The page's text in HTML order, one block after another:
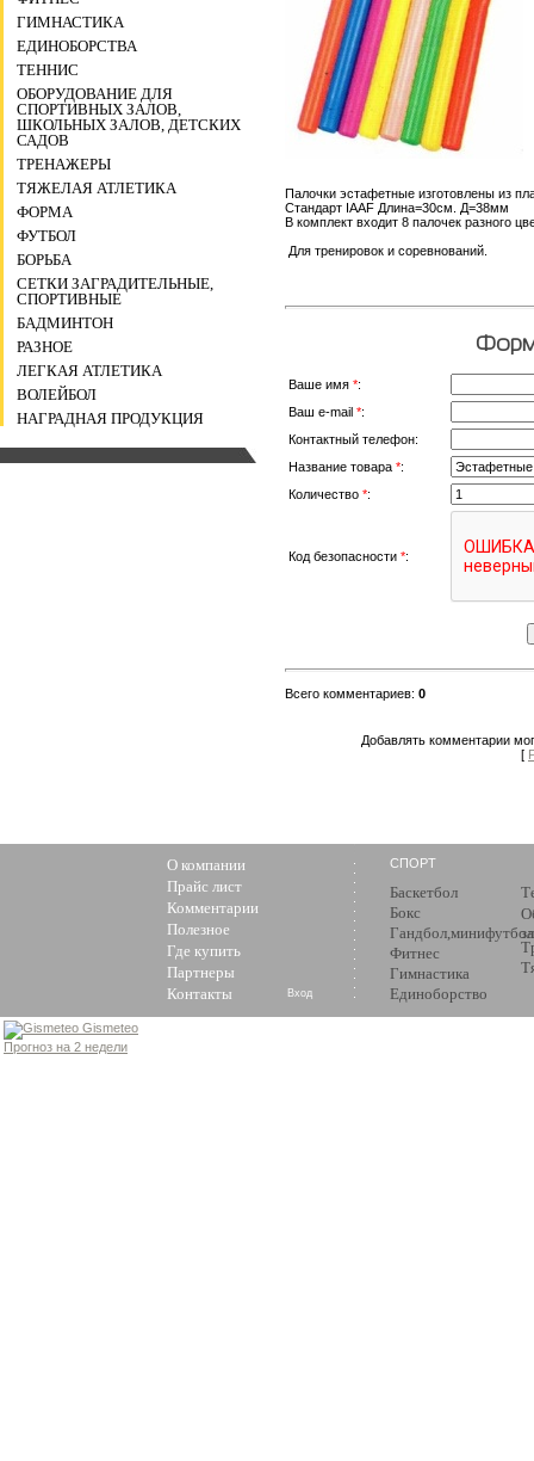
ГИМНАСТИКА
ЕДИНОБОРСТВА
ТЕННИС
ОБОРУДОВАНИЕ ДЛЯ
СПОРТИВНЫХ ЗАЛОВ,
ШКОЛЬНЫХ ЗАЛОВ, ДЕТСКИХ
САДОВ
ТРЕНАЖЕРЫ
ТЯЖЕЛАЯ АТЛЕТИКА
ФОРМА
ФУТБОЛ
БОРЬБА
СЕТКИ ЗАГРАДИТЕЛЬНЫЕ,
СПОРТИВНЫЕ
БАДМИНТОН
РАЗНОЕ
ЛЕГКАЯ АТЛЕТИКА
ВОЛЕЙБОЛ
НАГРАДНАЯ ПРОДУКЦИЯ
Палочки эстафетные изготовлены из
Стандарт IAAF Длина=30см. Д=38мм
В комплект входит 8 палочек разного
Для тренировок и соревнований.
Ваше имя *:
Ваш e-mail *:
Контактный телефон:
Название товара *:
Количество *:
Код безопасности *:
Всего комментариев: 0
Добавлять комментарии
[
О компании
Прайс лист
Комментарии
Полезное
Где купить
Партнеры
Контакты
СПОРТ
Баскетбол
Бокс
Гандбол,минифутбол
Фитнес
Гимнастика
Единоборство
Вход
Gismeteo
Прогноз на 2 недели